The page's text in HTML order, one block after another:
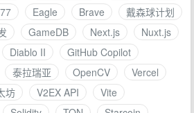
Eagle Brave
戴森球计划
GameDB Next.js
Nuxt.js
Diablo II
GitHub Copilot
泰拉瑞亚 OpenCV
Vercel
坊 V2EX API
Vite